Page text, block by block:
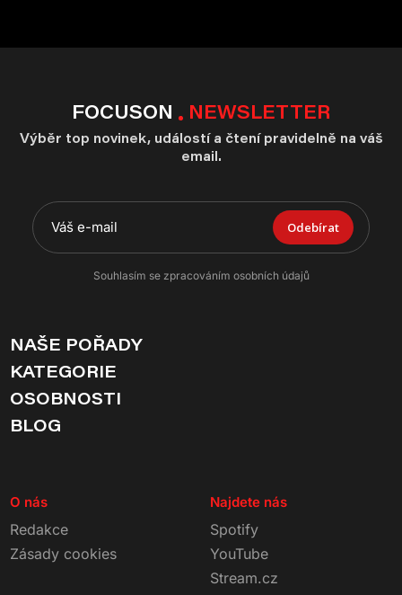
FOCUSON NEWSLETTER
Výběr top novinek, událostí a čtení pravidelně na váš
email.
Odebírat
Souhlasím se zpracováním osobních údajů
NAŠE POŘADY
KATEGORIE
OSOBNOSTI
BLOG
O nás
Redakce
Zásady cookies
Najdete nás
Spotify
YouTube
Stream.cz